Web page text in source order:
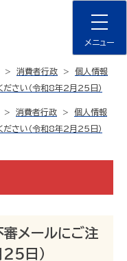
メニュー
消費者行政
個人情報
さい（令和8年2月25日）
消費者行政
個人情報
さい（令和8年2月25日）
メールにご注
日）